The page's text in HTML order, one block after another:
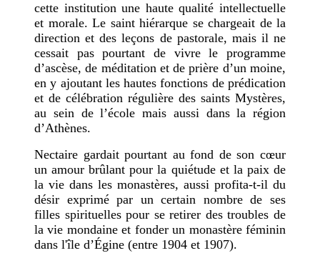
cette institution une haute qualité intellectuelle
et morale. Le saint hiérarque se chargeait de la
direction et des leçons de pastorale, mais il ne
cessait pas pourtant de vivre le programme
d’ascèse, de méditation et de prière d’un moine,
en y ajoutant les hautes fonctions de prédication
et de célébration régulière des saints Mystères,
au sein de l’école mais aussi dans la région
d’Athènes.
Nectaire gardait pourtant au fond de son cœur
un amour brûlant pour la quiétude et la paix de
la vie dans les monastères, aussi profita-t-il du
désir exprimé par un certain nombre de ses
filles spirituelles pour se retirer des troubles de
la vie mondaine et fonder un monastère féminin
dans l'île d’Égine (entre 1904 et 1907).